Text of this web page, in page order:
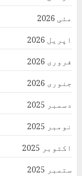
مئی 2026
اپریل 2026
فروری 2026
جنوری 2026
دسمبر 2025
نومبر 2025
اکتوبر 2025
ستمبر 2025